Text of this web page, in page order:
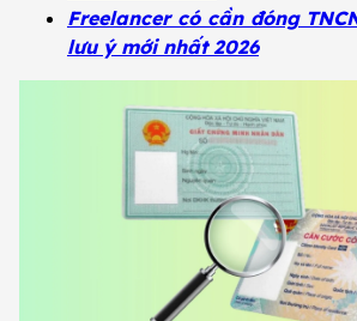
Freelancer có cần đóng
lưu ý mới nhất 2026